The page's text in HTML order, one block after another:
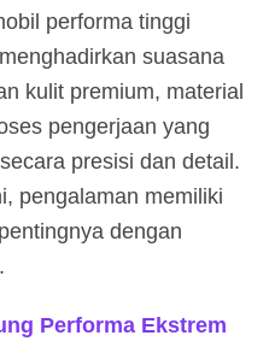
performa tinggi
suasana
kulit premium, material
pengerjaan yang
presisi dan detail.
pengalaman memiliki
dengan
Performa Ekstrem